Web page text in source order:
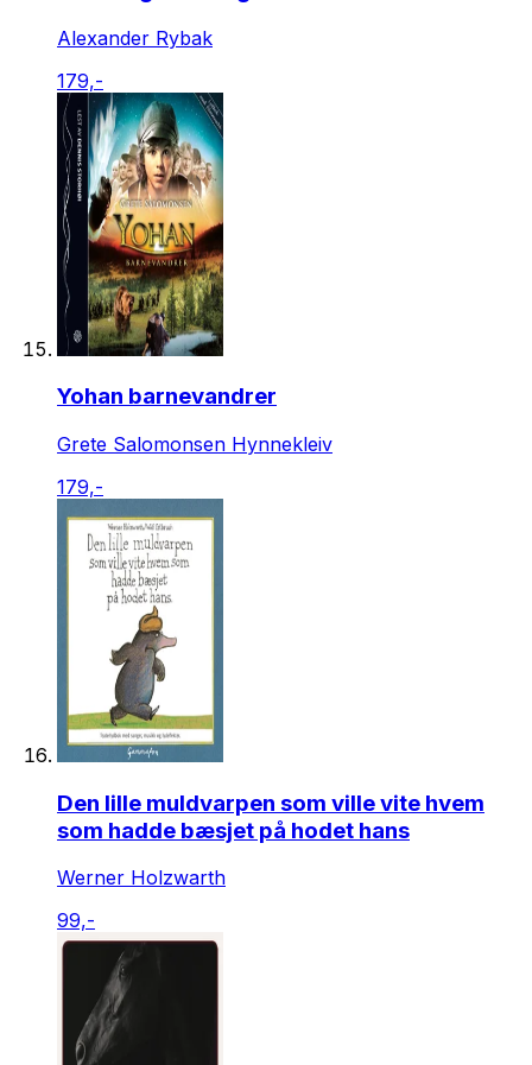
Alexander Rybak
179,-
Yohan barnevandrer
Grete Salomonsen Hynnekleiv
179,-
Den lille muldvarpen som ville vite hvem
som hadde bæsjet på hodet hans
Werner Holzwarth
99,-